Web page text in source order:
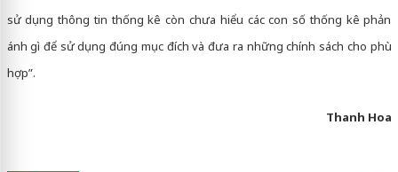
sử dụng thông tin thống kê còn chưa hiểu các con số thống kê phản
ánh gì để sử dụng đúng mục đích và đưa ra những chính sách cho phù
hợp”.
Thanh Hoa